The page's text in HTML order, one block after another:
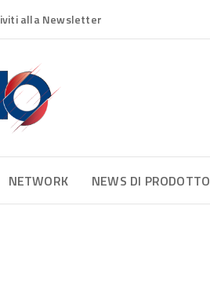
alla Newsletter
NETWORK NEWS DI PRODOTTO